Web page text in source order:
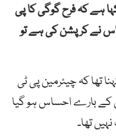
ہے کہ فرح گوگی کا پی
اس نے کرپشن کی ہے تو
تھا کہ چیئرمین پی ٹی
کے بارے احساس ہو گیا
تھا۔